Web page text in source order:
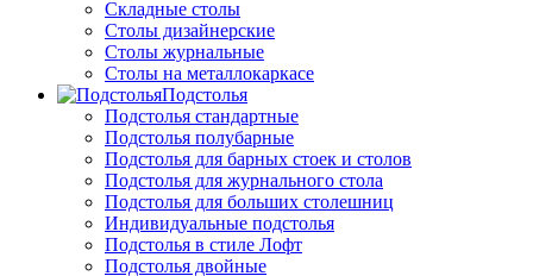
Складные столы
Столы дизайнерские
Столы журнальные
Столы на металлокаркасе
Подстолья
Подстолья стандартные
Подстолья полубарные
Подстолья для барных стоек и столов
Подстолья для журнального стола
Подстолья для больших столешниц
Индивидуальные подстолья
Подстолья в стиле Лофт
Подстолья двойные